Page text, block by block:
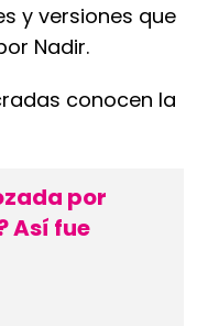
y versiones que
Nadir.
conocen la
por
Así fue